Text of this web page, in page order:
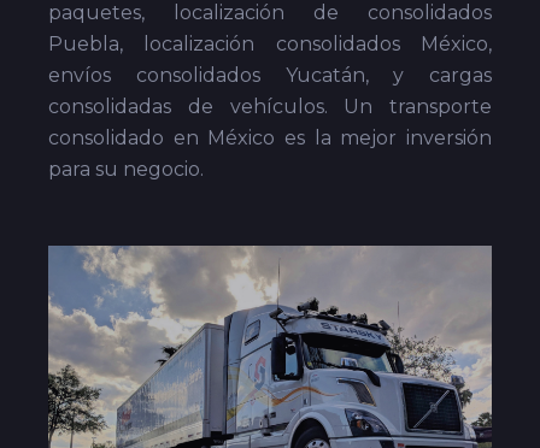
paquetes, localización de consolidados
Puebla, localización consolidados México,
envíos consolidados Yucatán, y cargas
consolidadas de vehículos. Un transporte
consolidado en México es la mejor inversión
para su negocio.